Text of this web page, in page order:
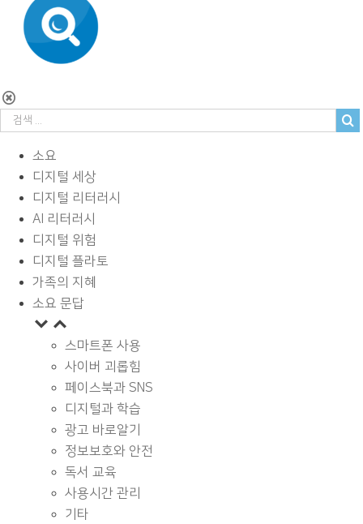
소요
디지털 세상
디지털 리터러시
AI 리터러시
디지털 위험
디지털 플라토
가족의 지혜
소요 문답
스마트폰 사용
사이버 괴롭힘
페이스북과 SNS
디지털과 학습
광고 바로알기
정보보호와 안전
독서 교육
사용시간 관리
기타